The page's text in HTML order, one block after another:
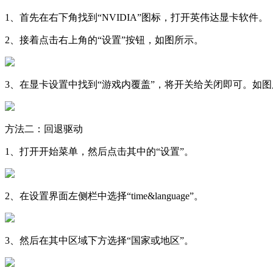
1、首先在右下角找到“NVIDIA”图标，打开英伟达显卡软件。
2、接着点击右上角的“设置”按钮，如图所示。
3、在显卡设置中找到“游戏内覆盖”，将开关给关闭即可。如
方法二：回退驱动
1、打开开始菜单，然后点击其中的“设置”。
2、在设置界面左侧栏中选择“time&language”。
3、然后在其中区域下方选择“国家或地区”。